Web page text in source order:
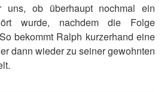
uns, ob überhaupt nochmal ein
wurde, nachdem die Folge
bekommt Ralph kurzerhand eine
dann wieder zu seiner gewohnten